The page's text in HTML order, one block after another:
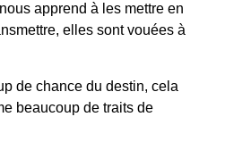
apprend à les mettre en
elles sont vouées à
de chance du destin, cela
beaucoup de traits de